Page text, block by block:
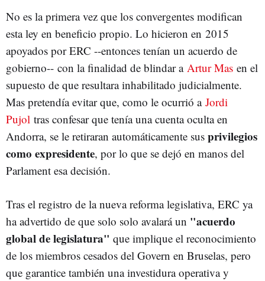
No es la primera vez que los convergentes modifican
esta ley en beneficio propio. Lo hicieron en 2015
apoyados por ERC --entonces tenían un acuerdo de
gobierno-- con la finalidad de blindar a Artur Mas en el
supuesto de que resultara inhabilitado judicialmente.
Mas pretendía evitar que, como le ocurrió a Jordi
Pujol tras confesar que tenía una cuenta oculta en
Andorra, se le retiraran automáticamente sus privilegios
como expresidente, por lo que se dejó en manos del
Parlament esa decisión.
Tras el registro de la nueva reforma legislativa, ERC ya
ha advertido de que solo solo avalará un "acuerdo
global de legislatura" que implique el reconocimiento
de los miembros cesados del Govern en Bruselas, pero
que garantice también una investidura operativa y